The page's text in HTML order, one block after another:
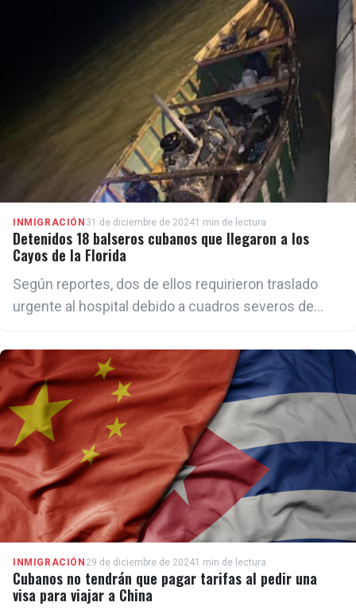
INMIGRACIÓN 31 de diciembre de 20241 min de lectura
Detenidos 18 balseros cubanos que llegaron a los
Cayos de la Florida
Según reportes, dos de ellos requirieron traslado
urgente al hospital debido a cuadros severos de
escapar de la custodia policial, pero fue detenido
rápidamente.
INMIGRACIÓN 29 de diciembre de 20241 min de lectura
Cubanos no tendrán que pagar tarifas al pedir una
visa para viajar a China